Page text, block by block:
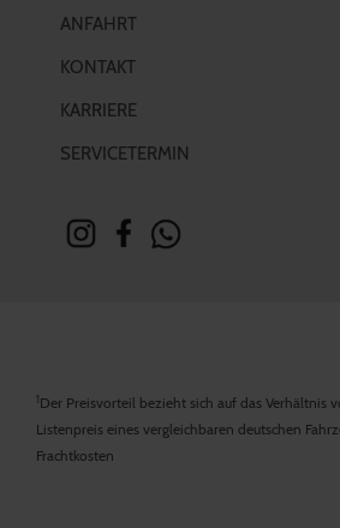
ANFAHRT
KONTAKT
KARRIERE
SERVICETERMIN
1Der Preisvorteil bezieht sich auf das Verhältnis
Listenpreis eines vergleichbaren deutschen
Frachtkosten